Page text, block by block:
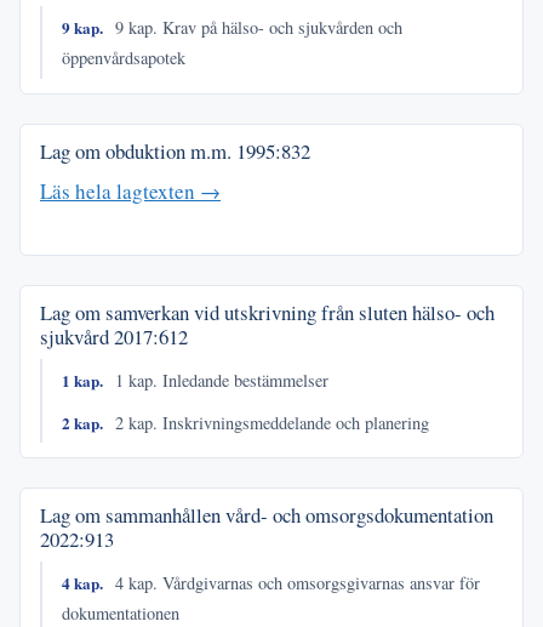
9 kap. 9 kap. Krav på hälso- och sjukvården och
öppenvårdsapotek
Lag om obduktion m.m. 1995:832
Läs hela lagtexten →
Lag om samverkan vid utskrivning från sluten hälso- och
sjukvård2017:612
1 kap.
1 kap. Inledande bestämmelser
2 kap. 2 kap. Inskrivningsmeddelande och planering
Lag om sammanhållen vård- och omsorgsdokumentation
2022:913
4 kap. 4 kap. Vårdgivarnas och omsorgsgivarnas ansvar för
dokumentationen